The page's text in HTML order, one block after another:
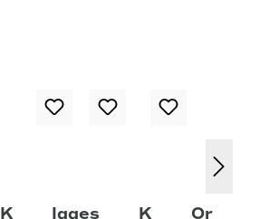
K
Igges
K
Or